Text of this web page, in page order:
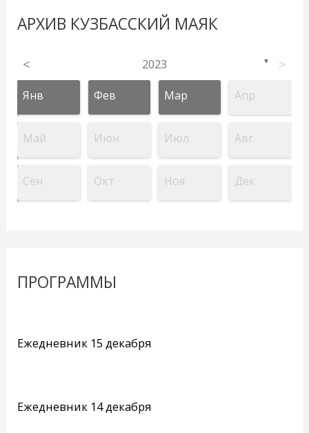
АРХИВ КУЗБАССКИЙ МАЯК
< 2023 ▼ >
Янв Фев Мар Апр
Май Июн Июл Авг
Сен Окт Ноя Дек
ПРОГРАММЫ
Ежедневник 15 декабря
Ежедневник 14 декабря